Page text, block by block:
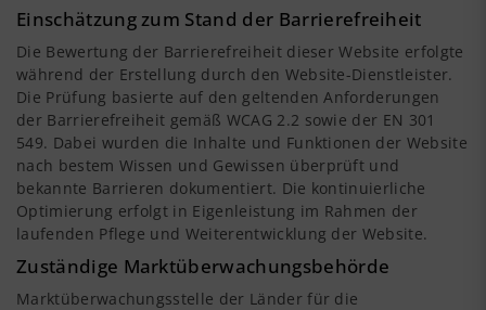
Einschätzung zum Stand der Barrierefreiheit
Die Bewertung der Barrierefreiheit dieser Website erfolgte
während der Erstellung durch den Website-Dienstleister.
Die Prüfung basierte auf den geltenden Anforderungen
der Barrierefreiheit gemäß WCAG 2.2 sowie der EN 301
549. Dabei wurden die Inhalte und Funktionen der Website
nach bestem Wissen und Gewissen überprüft und
bekannte Barrieren dokumentiert. Die kontinuierliche
Optimierung erfolgt in Eigenleistung im Rahmen der
laufenden Pflege und Weiterentwicklung der Website.
Zuständige Marktüberwachungsbehörde
Marktüberwachungsstelle der Länder für die